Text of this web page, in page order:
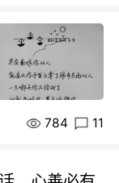
784 11